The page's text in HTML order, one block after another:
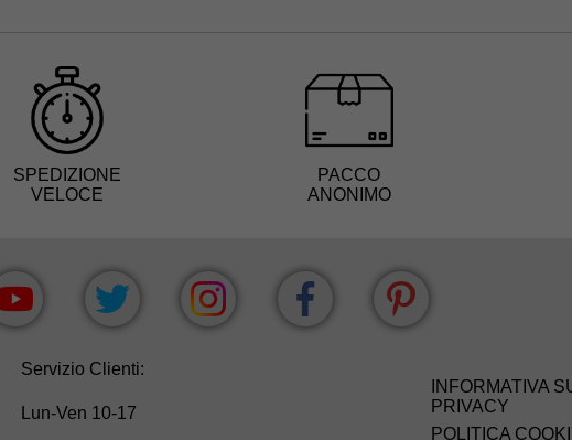
SPEDIZIONE
VELOCE
PACCO
ANONIMO
Servizio Clienti:
Lun-Ven 10-17
INFORMATIVA
PRIVACY
POLITICA